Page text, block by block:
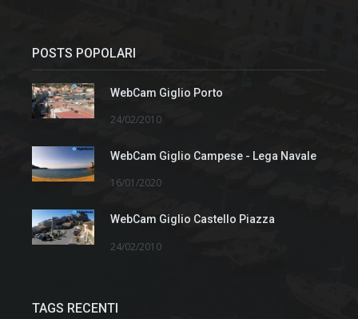
POSTS POPOLARI
WebCam Giglio Porto
24/02/2010
WebCam Giglio Campese - Lega Navale
16/01/2020
WebCam Giglio Castello Piazza
24/02/2010
TAGS RECENTI